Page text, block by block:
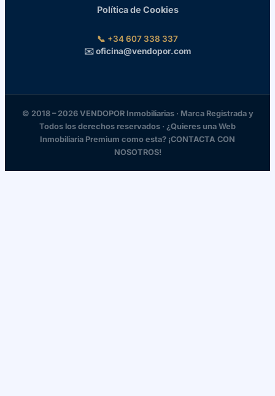
Política de Cookies
📞 +34 607 338 337
✉️ oficina@vendopor.com
© 2018 – 2026 VENDOPOR Inmobiliarias · Marca Registrada y
Todos los derechos reservados · ¿Quieres una Web
Inmobiliaria Premium como esta? ¡CONTACTA CON
NOSOTROS!